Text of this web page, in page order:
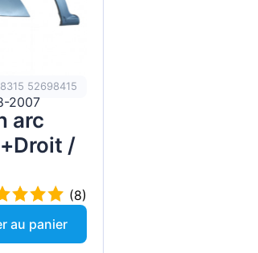
52698415
2007
arc
/
(8)
au panier